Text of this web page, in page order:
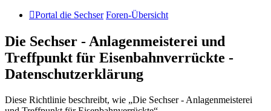
Portal die Sechser Foren-Übersicht
Die Sechser - Anlagenmeisterei und
Treffpunkt für Eisenbahnverrückte -
Datenschutzerklärung
Diese Richtlinie beschreibt, wie „Die Sechser - Anlagenmeisterei